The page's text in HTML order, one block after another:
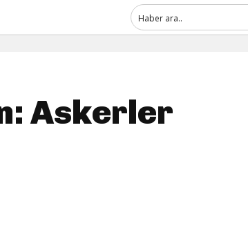
Askerler